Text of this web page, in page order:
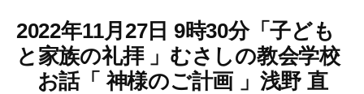
2022年11月27日 9時30分「子ども
と家族の礼拝 」むさしの教会学校
お話「 神様のご計画 」浅野 直